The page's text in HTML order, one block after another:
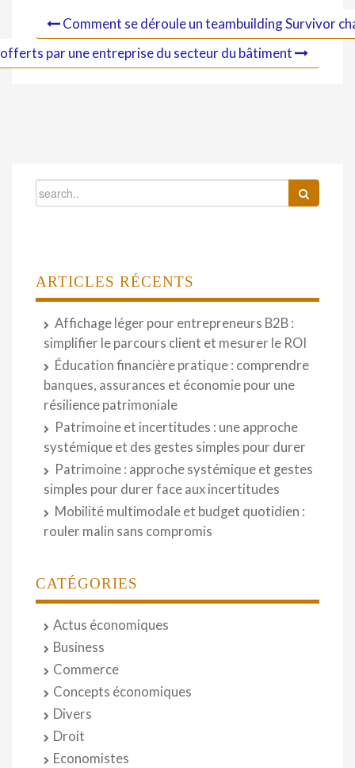
Comment se déroule un teambuilding Survivor
par une entreprise du secteur du bâtiment
ARTICLES RÉCENTS
Affichage léger pour entrepreneurs B2B :
simplifier le parcours client et mesurer le ROI
Éducation financière pratique : comprendre
banques, assurances et économie pour une
résilience patrimoniale
Patrimoine et incertitudes : une approche
systémique et des gestes simples pour durer
Patrimoine : approche systémique et gestes
simples pour durer face aux incertitudes
Mobilité multimodale et budget quotidien :
rouler malin sans compromis
CATÉGORIES
Actus économiques
Business
Commerce
Concepts économiques
Divers
Droit
Economistes